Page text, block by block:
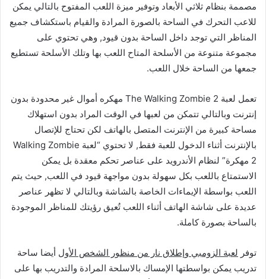
مصممة بنظام ثلاثي الأبعاد وتوفير ميزة اللعب المفتوح بالتالي يمكن
للاعب التحرك في الساحة بالصورة المرادة والقيام باستكشاف جميع
المناظر التي توجد داخل الساحة بدون قيود, وهي تحتوي على
مجموعة متنوعة من الأسلحة المتاح اللعب بها وتلك الأسلحة تستطيع
جمعها من الساحة خلال اللعب.
تعمل لعبة The Walking Zombie 2 مهكره أموال غير محدودة بدون
إنترنت وبالتالي تتمكن من لعبها في الوقت المراد بدون استهلاك
مساحة كبيرة من الإنترنت المتصل بالهاتف لكن تحتاج للإتصال
بالإنترنت أثناء الدخول للعبة فقط, لا تحتوي “لعبة Walking Zombie
2 مهكرة” لنظام الأندرويد على عناصر تحكم معقدة بل يمكن
الاستمتاع باللعب بكل سهولة بدون مواجهة قيود في اللعب, حيث يتم
اللعب بواسطة الإيماءات الخاصة بالشاشة وبالتالي لا تظهر عناصر
عديدة على شاشة الهاتف أثناء اللعب تُعيق رؤيتك للمناظر الموجودة
بالساحة بصورة كاملة.
توفر لعبة الزومبي وإطلاق نار من منظور الشخص الأول أيضا ساحة
تدريب يمكن بواسطتها الإمساك بالاسلحة المرادة والتدريب بها على